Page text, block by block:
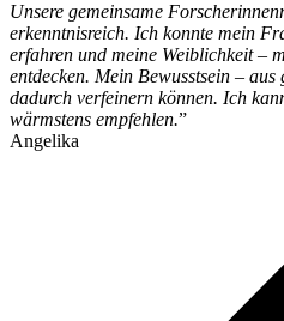
Unsere gemeinsame
erkenntnisreich. Ich konnte mein
erfahren und meine Weiblichkeit –
entdecken. Mein Bewusstsein –
dadurch verfeinern können. Ich
wärmstens empfehlen.”
Angelika